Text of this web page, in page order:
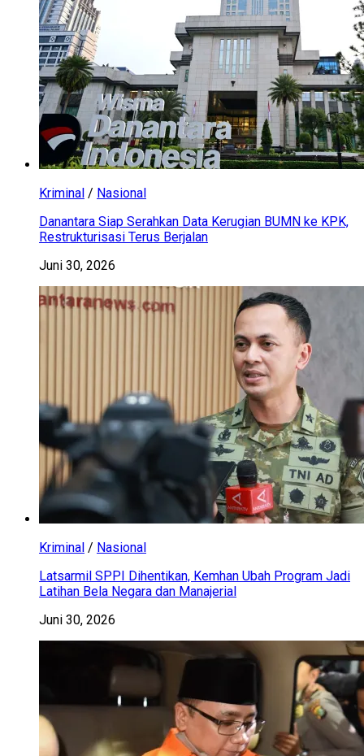
Kriminal / Nasional
Danantara Siap Serahkan Data Kerugian BUMN ke KPK,
Restrukturisasi Terus Berjalan
Juni 30, 2026
Kriminal / Nasional
Latsarmil SPPI Dihentikan, Kemhan Ubah Program Jadi
Latihan Bela Negara dan Manajerial
Juni 30, 2026